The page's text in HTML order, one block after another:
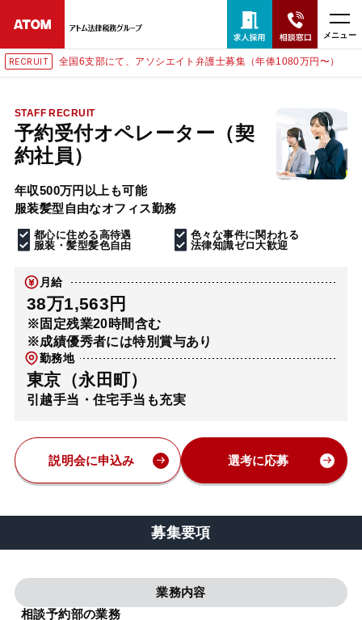
メニュー
RECRUIT 全国6支部にて、アソシエイト弁護士募集（年俸1080万円〜）
STAFF RECRUIT
予約受付オペレーター（契
約社員）
年収500万円以上も可能
服装髪型自由なオフィス勤務
都心に住める高待遇
色々な事件に関われる
服装・髪型髪色自由
法律知識ゼロ大歓迎
月給
38万1,563円
※固定残業20時間含む
※成績優秀者には特別賞与あり
勤務地
東京（永田町）
引越手当・住宅手当も充実
説明会に申込み 選考に応募
募集要項
業務内容
相談予約部の業務
24時間365日全国対応
無料相談窓口はこちら
電話・LINE・メールで相談予約受付中
ホーム
取扱分野
解決実績
アクセス
弁護士・税理士
費用